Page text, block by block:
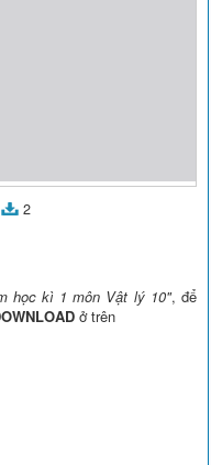
2
học kì 1 môn Vật lý 10", để
ở trên